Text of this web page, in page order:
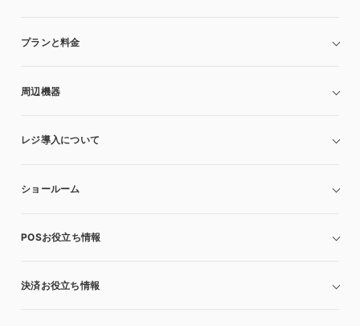
プランと料金
周辺機器
レジ導入について
ショールーム
POSお役立ち情報
決済お役立ち情報